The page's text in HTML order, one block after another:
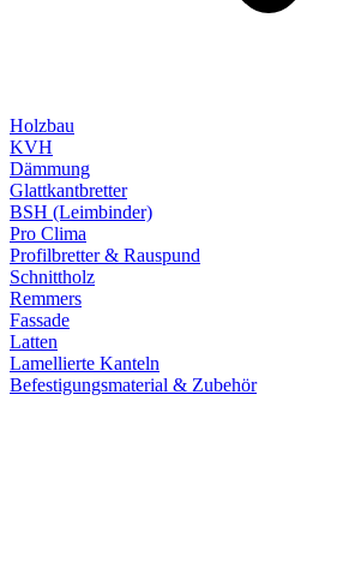
Holzbau
KVH
Dämmung
Glattkantbretter
BSH (Leimbinder)
Pro Clima
Profilbretter & Rauspund
Schnittholz
Remmers
Fassade
Latten
Lamellierte Kanteln
Befestigungsmaterial & Zubehör